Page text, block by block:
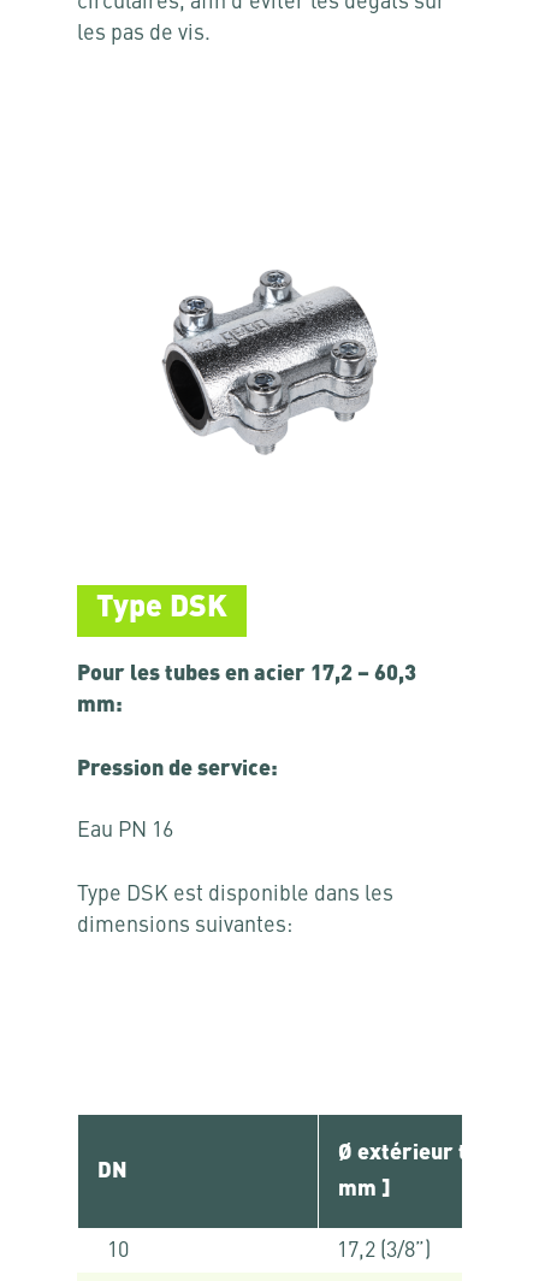
les pas de vis.
Type DSK
Pour les tubes en acier 17,2 – 60,3
mm:
Pression de service:
Eau PN 16
Type DSK est disponible dans les
dimensions suivantes:
DN
Ø extérieur tube [
mm ]
10
17,2 (3/8”)